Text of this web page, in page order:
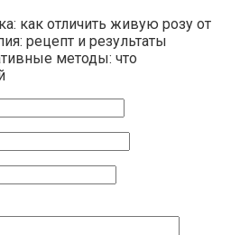
как отличить живую розу от
рецепт и результаты
методы: что